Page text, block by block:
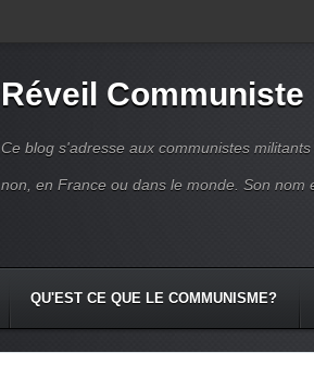
Réveil Communiste
Ce blog s'adresse aux communistes
non, en France ou dans le monde. Son nom
QU'EST CE QUE LE COMMUNISME?